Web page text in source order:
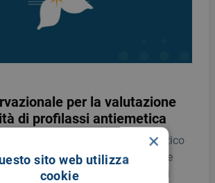
per la valutazione
di profilassi antiemetica
trasversale non interventistico
multicentrico per la valutazione
profilassi antiemetica in pazienti
×
sito web utilizza
cookie